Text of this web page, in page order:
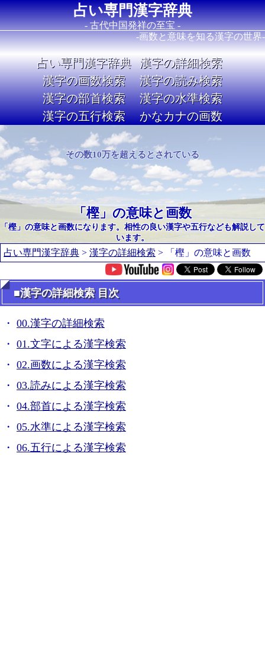
占い専門漢字辞典
- 古代中国発祥の至宝 -
-画数と意味を知る漢字の世界-
占い専門漢字辞典
漢字の詳細検索
漢字の画数検索
漢字の読み検索
漢字の部首検索
漢字の水準検索
漢字の五行検索
かなカナの画数
Image 02
その数10万を超えるとされている
「樫」の意味と画数
「樫」の意味と画数になります。相性の良い漢字や五行なども解説して
います。
占い専門漢字辞典 > 漢字の詳細検索 > 「樫」の意味と画数
■漢字の詳細検索 目次
00.漢字の詳細検索
01.文字による漢字検索
02.画数による漢字検索
03.読みによる漢字検索
04.部首による漢字検索
05.水準による漢字検索
06.五行による漢字検索